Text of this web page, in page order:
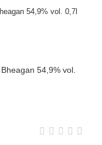
54,9% vol.